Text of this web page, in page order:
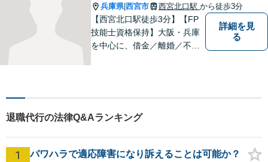
／お子様同伴でも大丈夫で
す】
兵庫県|西宮市 西宮北口駅 から徒歩3分
【西宮北口駅徒歩3分】【FP
技能士資格保持】大阪・兵庫
を中心に、借金／離婚／不動
丁寧な対応、アドバイスをさ
せていただきます。
詳細を見
る
退職代行の法律Q&Aランキング
1
パワハラで適応障害になり訴えることは可能か？